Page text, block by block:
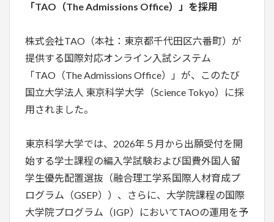
「TAO（The Admissions Office）」を採用
株式会社TAO（本社：東京都千代田区六番町）が
提供する国際対応オンライン入試システム
「TAO（The Admissions Office）」が、このたび
国立大学法人 東京科学大学（Science Tokyo）に採
用されました。
東京科学大学では、2026年５月から出願受付を開
始する学士課程の編入学試験および国費外国人留
学生優先配置選抜（融合理工学系国際人材育成プ
ログラム（GSEP））、さらに、大学院課程の国際
大学院プログラム（IGP）においてTAOの運用を予